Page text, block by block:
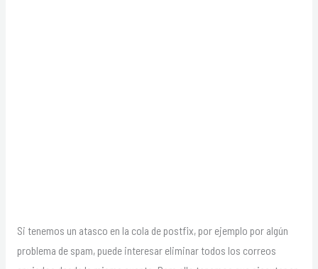
Si tenemos un atasco en la cola de postfix, por ejemplo por algún
problema de spam, puede interesar eliminar todos los correos